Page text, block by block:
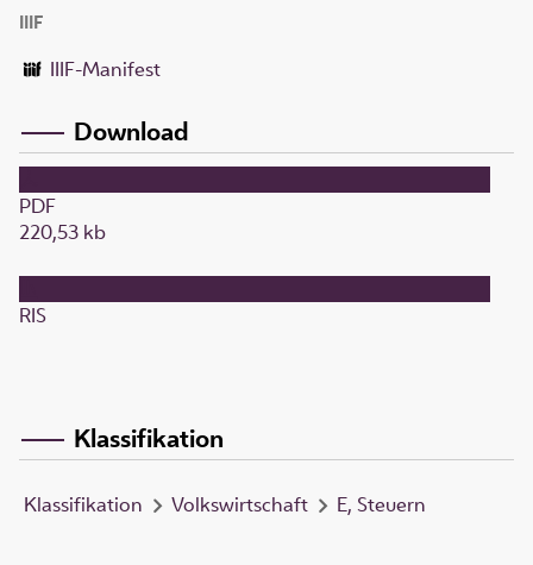
IIIF
IIIF-Manifest
Download
PDF
220,53 kb
RIS
Klassifikation
Klassifikation Volkswirtschaft E, Steuern